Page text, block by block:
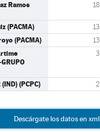
Ramos
18
(PACMA) 13
(PACMA) 13
GRUPO
3
(PCPC) 2
Descárgate los datos en xml